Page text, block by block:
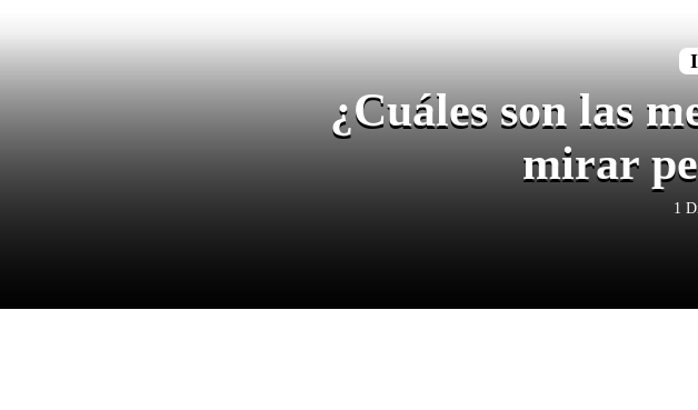
¿Cuáles son las
mirar
1